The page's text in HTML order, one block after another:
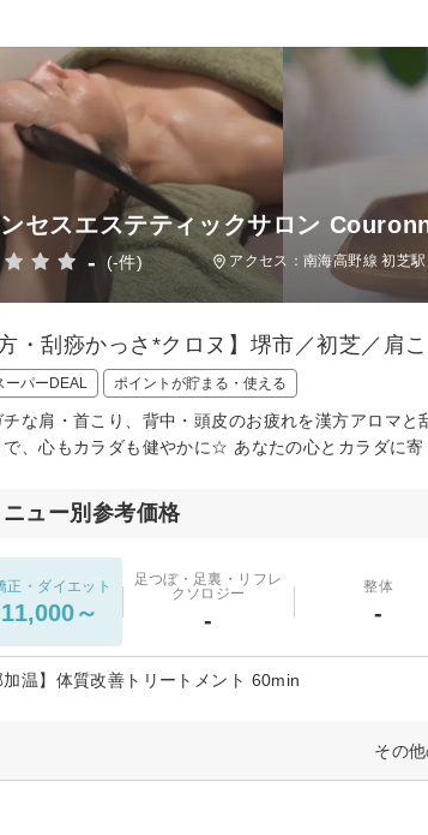
セスエステティックサロン
- (-件) アクセス：南海高野線 初芝
方・刮痧かっさ*クロヌ】堺市／初芝／肩
ーパーDEAL ポイントが貯まる・使える
チな肩・首こり、背中・頭皮のお疲れを漢方アロマ
で、心もカラダも健やかに☆ あなたの心とカラダに
ニュー別参考価格
正・ダイエット
～
足つぼ・足裏・リフレ
クソロジー
-
整体
-
加温】体質改善トリートメント 60min
その